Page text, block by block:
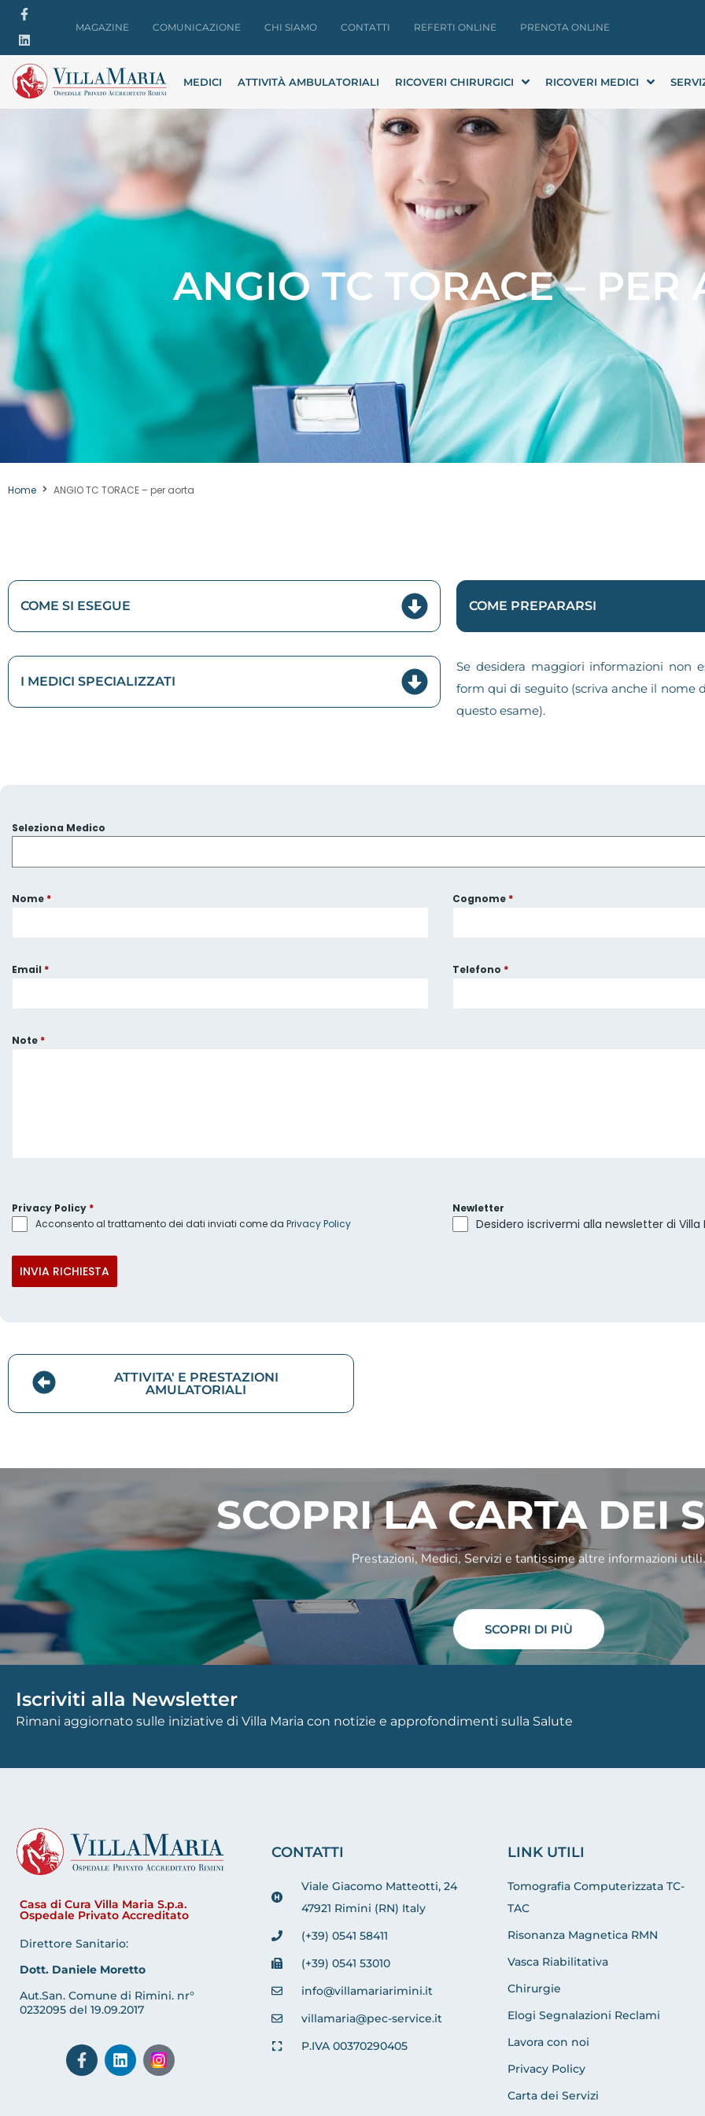
MAGAZINE COMUNICAZIONE CHI SIAMO CONTATTI REFERTI ONLINE PRENOTA ONLINE
MEDICI ATTIVITÀ AMBULATORIALI RICOVERI CHIRURGICI RICOVERI MEDICI
ANGIO TC TORACE – PER
Home ANGIO TC TORACE – per aorta
COME SI ESEGUE COME PREPARARSI
I MEDICI SPECIALIZZATI
Se desidera maggiori informazioni non
form qui di seguito (scriva anche il nome
questo esame).
Seleziona Medico
Nome * Cognome *
Email * Telefono *
Note *
Privacy Policy *
Acconsento al trattamento dei dati inviati come da Privacy Policy
Newletter
Desidero iscrivermi alla newsletter di Villa
INVIA RICHIESTA
ATTIVITA' E PRESTAZIONI
AMULATORIALI
SCOPRI LA CARTA DEI
Prestazioni, Medici, Servizi e tantissime altre informazioni utili.
SCOPRI DI PIÙ
Iscriviti alla Newsletter
Rimani aggiornato sulle iniziative di Villa Maria con notizie e approfondimenti sulla Salute
Casa di Cura Villa Maria S.p.a.
Ospedale Privato Accreditato
Direttore Sanitario:
Dott. Daniele Moretto
Aut.San. Comune di Rimini. nr°
0232095 del 19.09.2017
CONTATTI
Viale Giacomo Matteotti, 24
47921 Rimini (RN) Italy
(+39) 0541 58411
(+39) 0541 53010
info@villamariarimini.it
villamaria@pec-service.it
P.IVA 00370290405
LINK UTILI
Tomografia Computerizzata TC-
TAC
Risonanza Magnetica RMN
Vasca Riabilitativa
Chirurgie
Elogi Segnalazioni Reclami
Lavora con noi
Privacy Policy
Carta dei Servizi